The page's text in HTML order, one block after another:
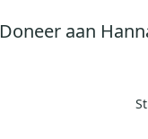
Doneer aan